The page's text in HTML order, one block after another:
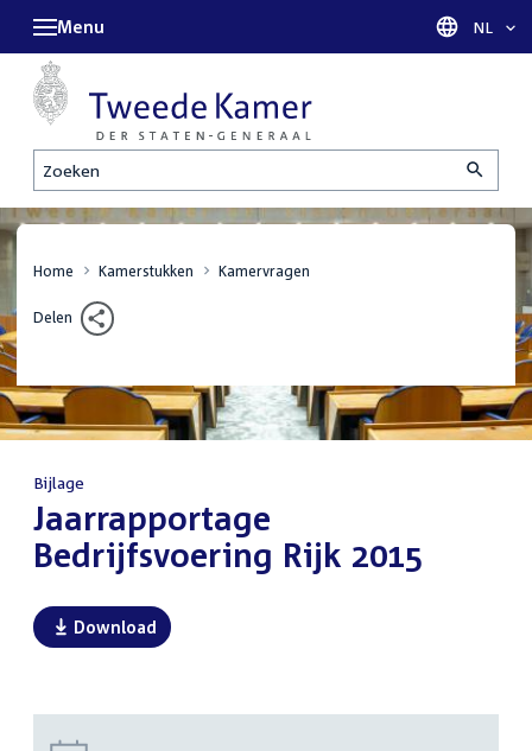
Zoeken
Menu Taal
NL
Home Kamerstukken Kamervragen
Delen
Bijlage
Jaarrapportage
Bedrijfsvoering Rijk 2015
Download